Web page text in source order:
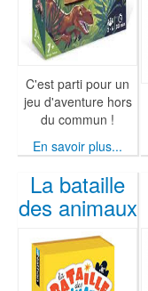
C'est parti pour un
jeu d'aventure hors
du commun !
En savoir plus...
La bataille
des animaux